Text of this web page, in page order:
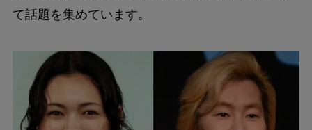
て話題を集めています。